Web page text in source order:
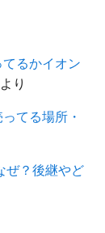
るかイオン
より
てる場所・
ぜ？後継やど